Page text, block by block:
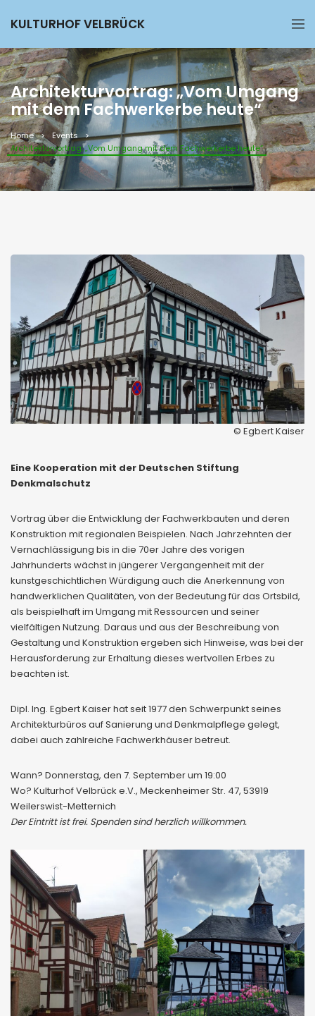
KULTURHOF VELBRÜCK
Architekturvortrag: „Vom Umgang
mit dem Fachwerkerbe heute“
Home
Events
Architekturvortrag: „Vom Umgang mit dem Fachwerkerbe heute“
© Egbert Kaiser
Eine Kooperation mit der Deutschen Stiftung
Denkmalschutz
Vortrag über die Entwicklung der Fachwerkbauten und deren
Konstruktion mit regionalen Beispielen. Nach Jahrzehnten der
Vernachlässigung bis in die 70er Jahre des vorigen
Jahrhunderts wächst in jüngerer Vergangenheit mit der
kunstgeschichtlichen Würdigung auch die Anerkennung von
handwerklichen Qualitäten, von der Bedeutung für das Ortsbild,
als beispielhaft im Umgang mit Ressourcen und seiner
vielfältigen Nutzung. Daraus und aus der Beschreibung von
Gestaltung und Konstruktion ergeben sich Hinweise, was bei der
Herausforderung zur Erhaltung dieses wertvollen Erbes zu
beachten ist.
Dipl. Ing. Egbert Kaiser hat seit 1977 den Schwerpunkt seines
Architekturbüros auf Sanierung und Denkmalpflege gelegt,
dabei auch zahlreiche Fachwerkhäuser betreut.
Wann? Donnerstag, den 7. September um 19:00
Wo? Kulturhof Velbrück e.V., Meckenheimer Str. 47, 53919
Weilerswist-Metternich
Der Eintritt ist frei. Spenden sind herzlich willkommen.